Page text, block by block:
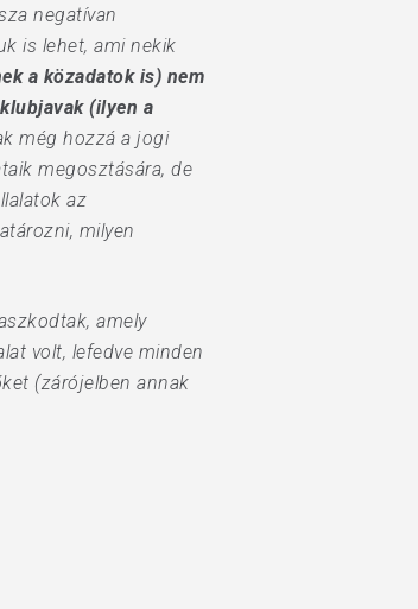
negatívan
is lehet, ami nekik
a közadatok is) nem
(ilyen a
még hozzá a jogi
megosztására, de
az
milyen
amely
volt, lefedve minden
(zárójelben annak